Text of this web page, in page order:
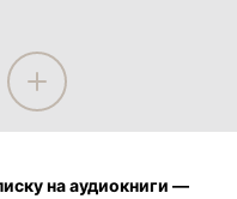
на аудиокниги —